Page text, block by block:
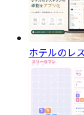
ホテルのレ